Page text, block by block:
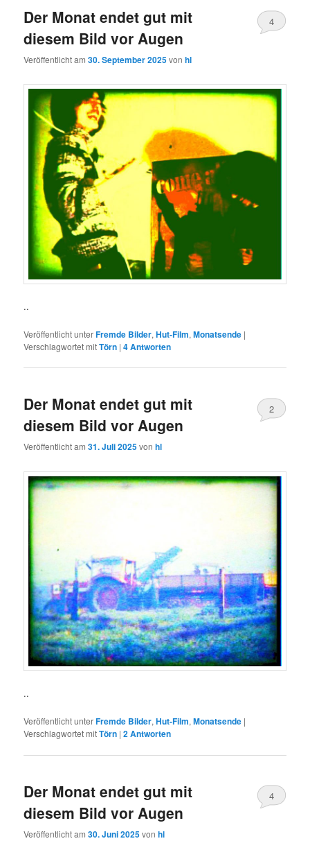
Der Monat endet gut mit
diesem Bild vor Augen
Veröffentlicht am30. September 2025vonhl
4
..
Veröffentlicht unterFremde Bilder,Hut-Film,Monatsende |
Verschlagwortet mitTörn |4Antworten
Der Monat endet gut mit
diesem Bild vor Augen
Veröffentlicht am31. Juli 2025vonhl
2
..
Veröffentlicht unterFremde Bilder,Hut-Film,Monatsende |
Verschlagwortet mitTörn |2Antworten
Der Monat endet gut mit
diesem Bild vor Augen
Veröffentlicht am30. Juni 2025vonhl
4